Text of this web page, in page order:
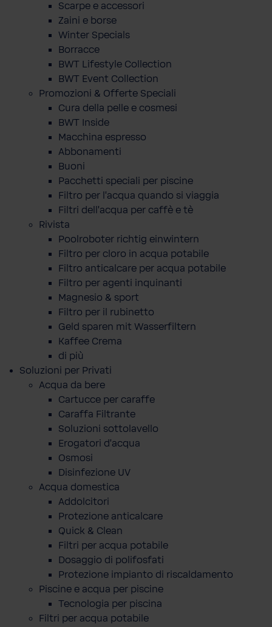
Scarpe e accessori
Zaini e borse
Winter Specials
Borracce
BWT Lifestyle Collection
BWT Event Collection
Promozioni & Offerte Speciali
Cura della pelle e cosmesi
BWT Inside
Macchina espresso
Abbonamenti
Buoni
Pacchetti speciali per piscine
Filtro per l'acqua quando si viaggia
Filtri dell'acqua per caffè e tè
Rivista
Poolroboter richtig einwintern
Filtro per cloro in acqua potabile
Filtro anticalcare per acqua potabile
Filtro per agenti inquinanti
Magnesio & sport
Filtro per il rubinetto
Geld sparen mit Wasserfiltern
Kaffee Crema
di più
Soluzioni per Privati
Acqua da bere
Cartucce per caraffe
Caraffa Filtrante
Soluzioni sottolavello
Erogatori d'acqua
Osmosi
Disinfezione UV
Acqua domestica
Addolcitori
Protezione anticalcare
Quick & Clean
Filtri per acqua potabile
Dosaggio di polifosfati
Protezione impianto di riscaldamento
Piscine e acqua per piscine
Tecnologia per piscina
Filtri per acqua potabile